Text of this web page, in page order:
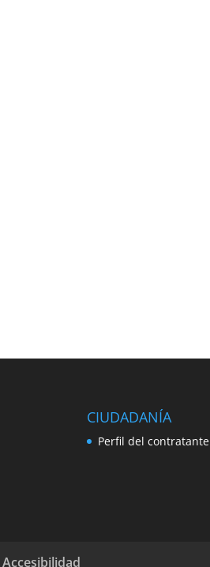
CIUDADANÍA
Perfil del contratante
Accesibilidad